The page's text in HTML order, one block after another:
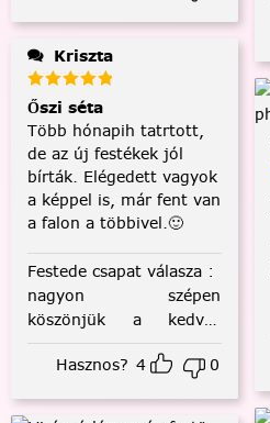
Kriszta
Őszi séta
Több hónapih tatrtott,
de az új festékek jól
bírták. Elégedett vagyok
a képpel is, már fent van
a falon a többivel.🙂
Festede csapat válasza :
nagyon szépen
köszönjük a kedves
visszajelzést! :)
Hasznos? 4 0